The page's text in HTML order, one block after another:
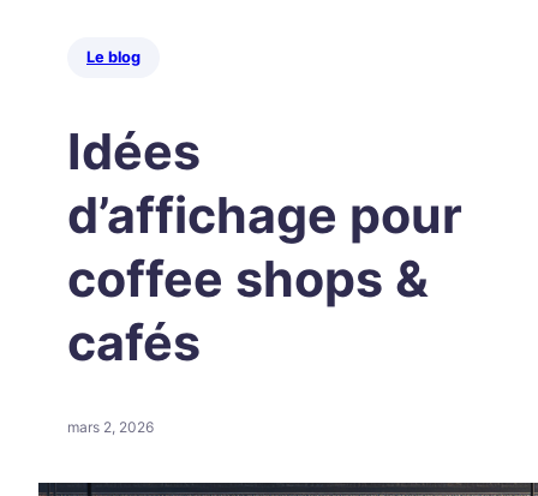
Le blog
Idées
d’affichage pour
coffee shops &
cafés
mars 2, 2026